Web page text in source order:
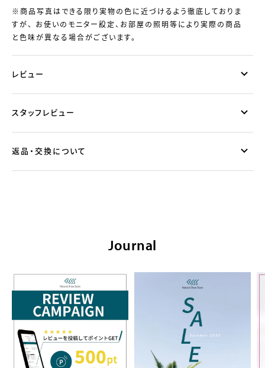
※商品写真はできる限り実物の色に近づけるよう徹底しておりま
すが、 お使いのモニター設定、お部屋の照明等により実際の商品
と色味が異なる場合がございます。
レビュー
スタッフレビュー
返品・交換について
Journal